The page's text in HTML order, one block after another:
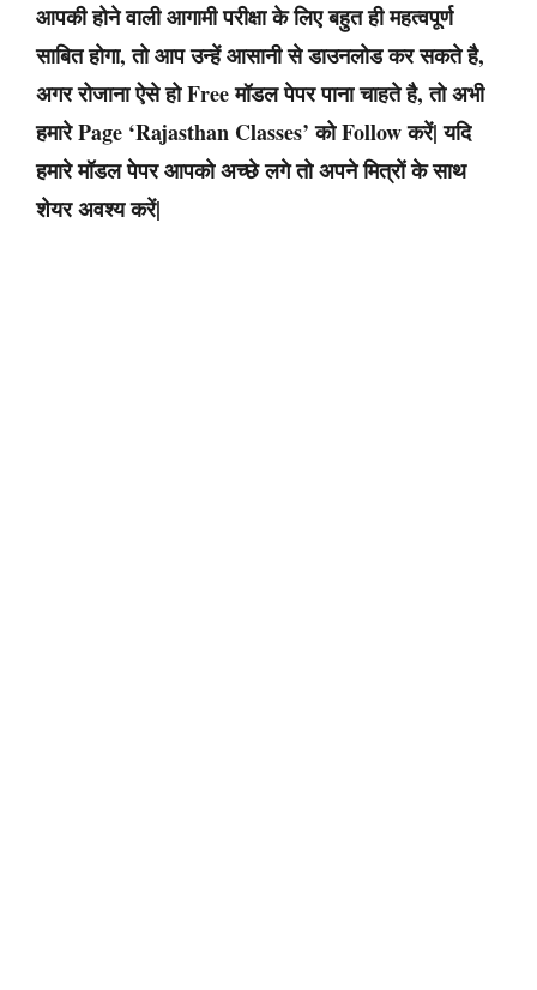
आपकी होने वाली आगामी परीक्षा के लिए बहुत ही महत्वपूर्ण
साबित होगा, तो आप उन्हें आसानी से डाउनलोड कर सकते है,
अगर रोजाना ऐसे हो Free मॉडल पेपर पाना चाहते है, तो अभी
हमारे Page ‘Rajasthan Classes’ को Follow करें| यदि
हमारे मॉडल पेपर आपको अच्छे लगे तो अपने मित्रों के साथ
शेयर अवश्य करें|